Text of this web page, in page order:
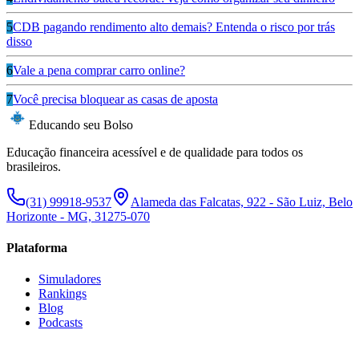
5CDB pagando rendimento alto demais? Entenda o risco por trás
disso
6Vale a pena comprar carro online?
7Você precisa bloquear as casas de aposta
Educando seu Bolso
Educação financeira acessível e de qualidade para todos os
brasileiros.
(31) 99918-9537
Alameda das Falcatas, 922 - São Luiz, Belo
Horizonte - MG, 31275-070
Plataforma
Simuladores
Rankings
Blog
Podcasts